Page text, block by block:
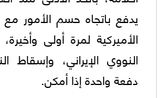
يدفع باتجاه حسم الأمور مع
الأميركية لمرة أولى
النووي الإيراني، وإسقاط
دفعة واحدة إذا أمكن.